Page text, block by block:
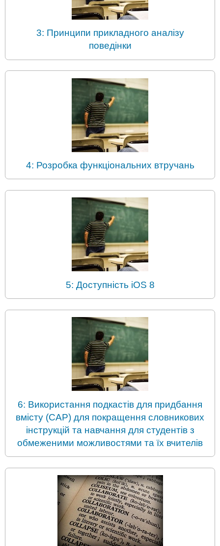
3: Принципи прикладного аналізу
поведінки
4: Розробка функціональних втручань
5: Доступність iOS 8
6: Використання подкастів для придбання
вмісту (CAP) для покращення словникових
інструкцій та навчання для студентів з
обмеженими можливостями та їх вчителів